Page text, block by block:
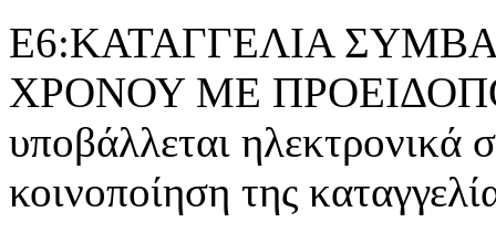
Ε6:ΚΑΤΑΓΓΕΛΙΑ
ΧΡΟΝΟΥ ΜΕ
υποβάλλεται ηλεκτρονικά
κοινοποίηση της